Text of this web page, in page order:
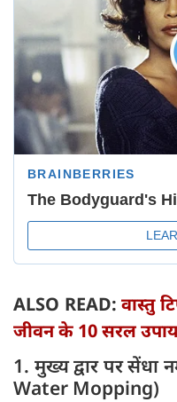
ALSO READ:वास्तु
जीवन के 10 सरल
1. मुख्य द्वार पर सेंधा
Water Mopping)